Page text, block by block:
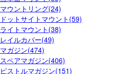
マウントリング(24)
ドットサイトマウント(59)
ライトマウント(38)
レイルカバー(49)
マガジン(474)
スペアマガジン(406)
ピストルマガジン(151)